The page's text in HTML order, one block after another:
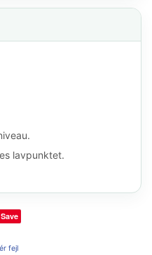
lavpunktet.
Save
fejl